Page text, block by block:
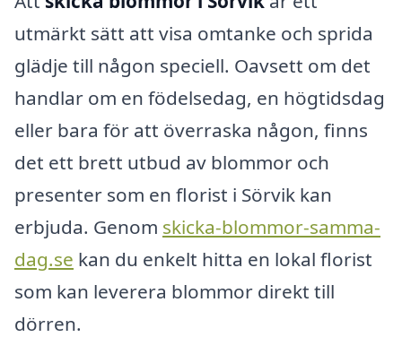
utmärkt sätt att visa omtanke och sprida
glädje till någon speciell. Oavsett om det
handlar om en födelsedag, en högtidsdag
eller bara för att överraska någon, finns
det ett brett utbud av blommor och
presenter som en florist i Sörvik kan
erbjuda. Genom skicka-blommor-samma-
dag.se kan du enkelt hitta en lokal florist
som kan leverera blommor direkt till
dörren.